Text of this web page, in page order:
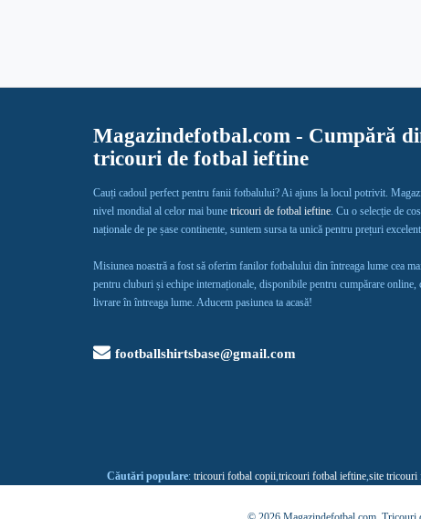
Magazindefotbal.com - Cumpără
tricouri de fotbal ieftine
Cauți cadoul perfect pentru fanii fotbalului? Ai ajuns la locul potrivit.
nivel mondial al celor mai bune tricouri de fotbal ieftine. Cu o selecție de
naționale de pe șase continente, suntem sursa ta unică pentru prețuri
Misiunea noastră a fost să oferim fanilor fotbalului din întreaga lume cea
pentru cluburi și echipe internaționale, disponibile pentru cumpărare
livrare în întreaga lume. Aducem pasiunea ta acasă!
footballshirtsbase@gmail.com
Căutări populare: tricouri fotbal copii,tricouri fotbal ieftine,site tricouri